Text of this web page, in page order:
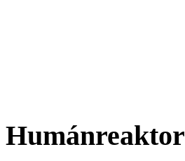
Humánreaktor